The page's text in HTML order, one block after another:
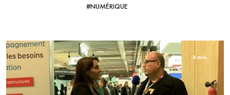
d'ailleurs en étroite collaboration avec le secteur de l'Edtech
questions de Philippine Dolbeau, sur le Salon Educatech Expo
à Paris Porte de Versailles.
#NUMÉRIQUE
3 min.